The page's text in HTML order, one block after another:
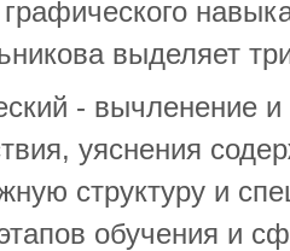
выделяет
- вычленение
уяснения
структуру и
обучения и